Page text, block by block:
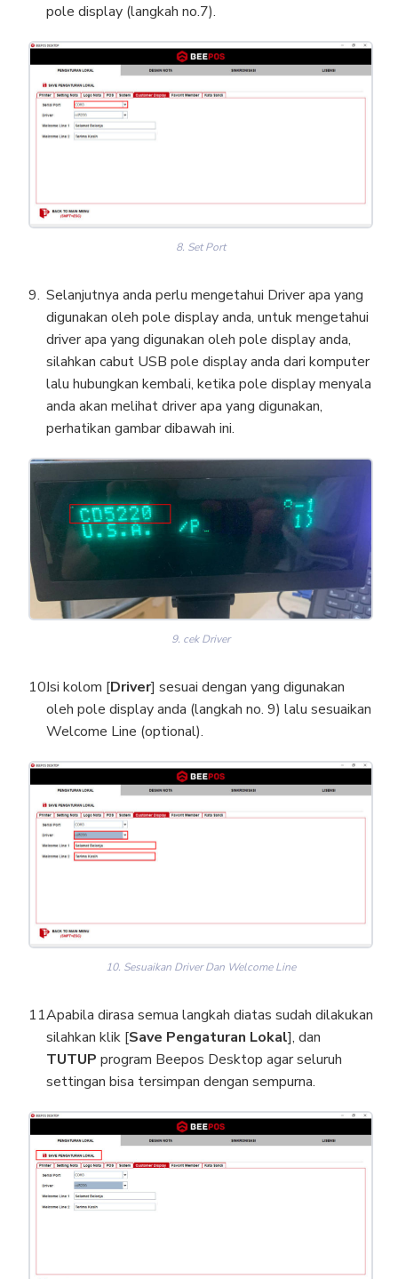
pole display (langkah no.7).
8. Set Port
Selanjutnya anda perlu mengetahui Driver apa yang
digunakan oleh pole display anda, untuk mengetahui
driver apa yang digunakan oleh pole display anda,
silahkan cabut USB pole display anda dari komputer
lalu hubungkan kembali, ketika pole display menyala
anda akan melihat driver apa yang digunakan,
perhatikan gambar dibawah ini.
9. cek Driver
Isi kolom [Driver] sesuai dengan yang digunakan
oleh pole display anda (langkah no. 9) lalu sesuaikan
Welcome Line (optional).
10. Sesuaikan Driver Dan Welcome Line
Apabila dirasa semua langkah diatas sudah dilakukan
silahkan klik [Save Pengaturan Lokal], dan
TUTUP program Beepos Desktop agar seluruh
settingan bisa tersimpan dengan sempurna.